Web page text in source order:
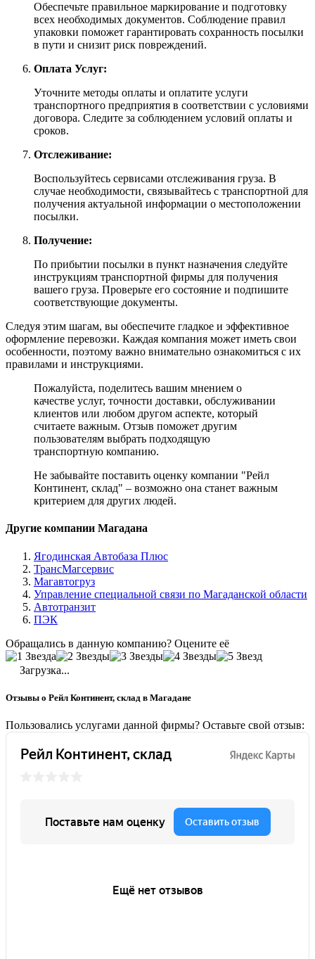
Обеспечьте правильное маркирование и подготовку
всех необходимых документов. Соблюдение правил
упаковки поможет гарантировать сохранность посылки
в пути и снизит риск повреждений.
Оплата Услуг:
Уточните методы оплаты и оплатите услуги
транспортного предприятия в соответствии с условиями
договора. Следите за соблюдением условий оплаты и
сроков.
Отслеживание:
Воспользуйтесь сервисами отслеживания груза. В
случае необходимости, связывайтесь с транспортной для
получения актуальной информации о местоположении
посылки.
Получение:
По прибытии посылки в пункт назначения следуйте
инструкциям транспортной фирмы для получения
вашего груза. Проверьте его состояние и подпишите
соответствующие документы.
Следуя этим шагам, вы обеспечите гладкое и эффективное
оформление перевозки. Каждая компания может иметь свои
особенности, поэтому важно внимательно ознакомиться с их
правилами и инструкциями.
Пожалуйста, поделитесь вашим мнением о
качестве услуг, точности доставки, обслуживании
клиентов или любом другом аспекте, который
считаете важным. Отзыв поможет другим
пользователям выбрать подходящую
транспортную компанию.
Не забывайте поставить оценку компании "Рейл
Континент, склад" – возможно она станет важным
критерием для других людей.
Другие компании Магадана
Ягодинская Автобаза Плюс
ТрансМагсервис
Магавтогруз
Управление специальной связи по Магаданской области
Автотранзит
ПЭК
Обращались в данную компанию? Оцените её
Загрузка...
Отзывы о Рейл Континент, склад в Магадане
Пользовались услугами данной фирмы? Оставьте свой отзыв: